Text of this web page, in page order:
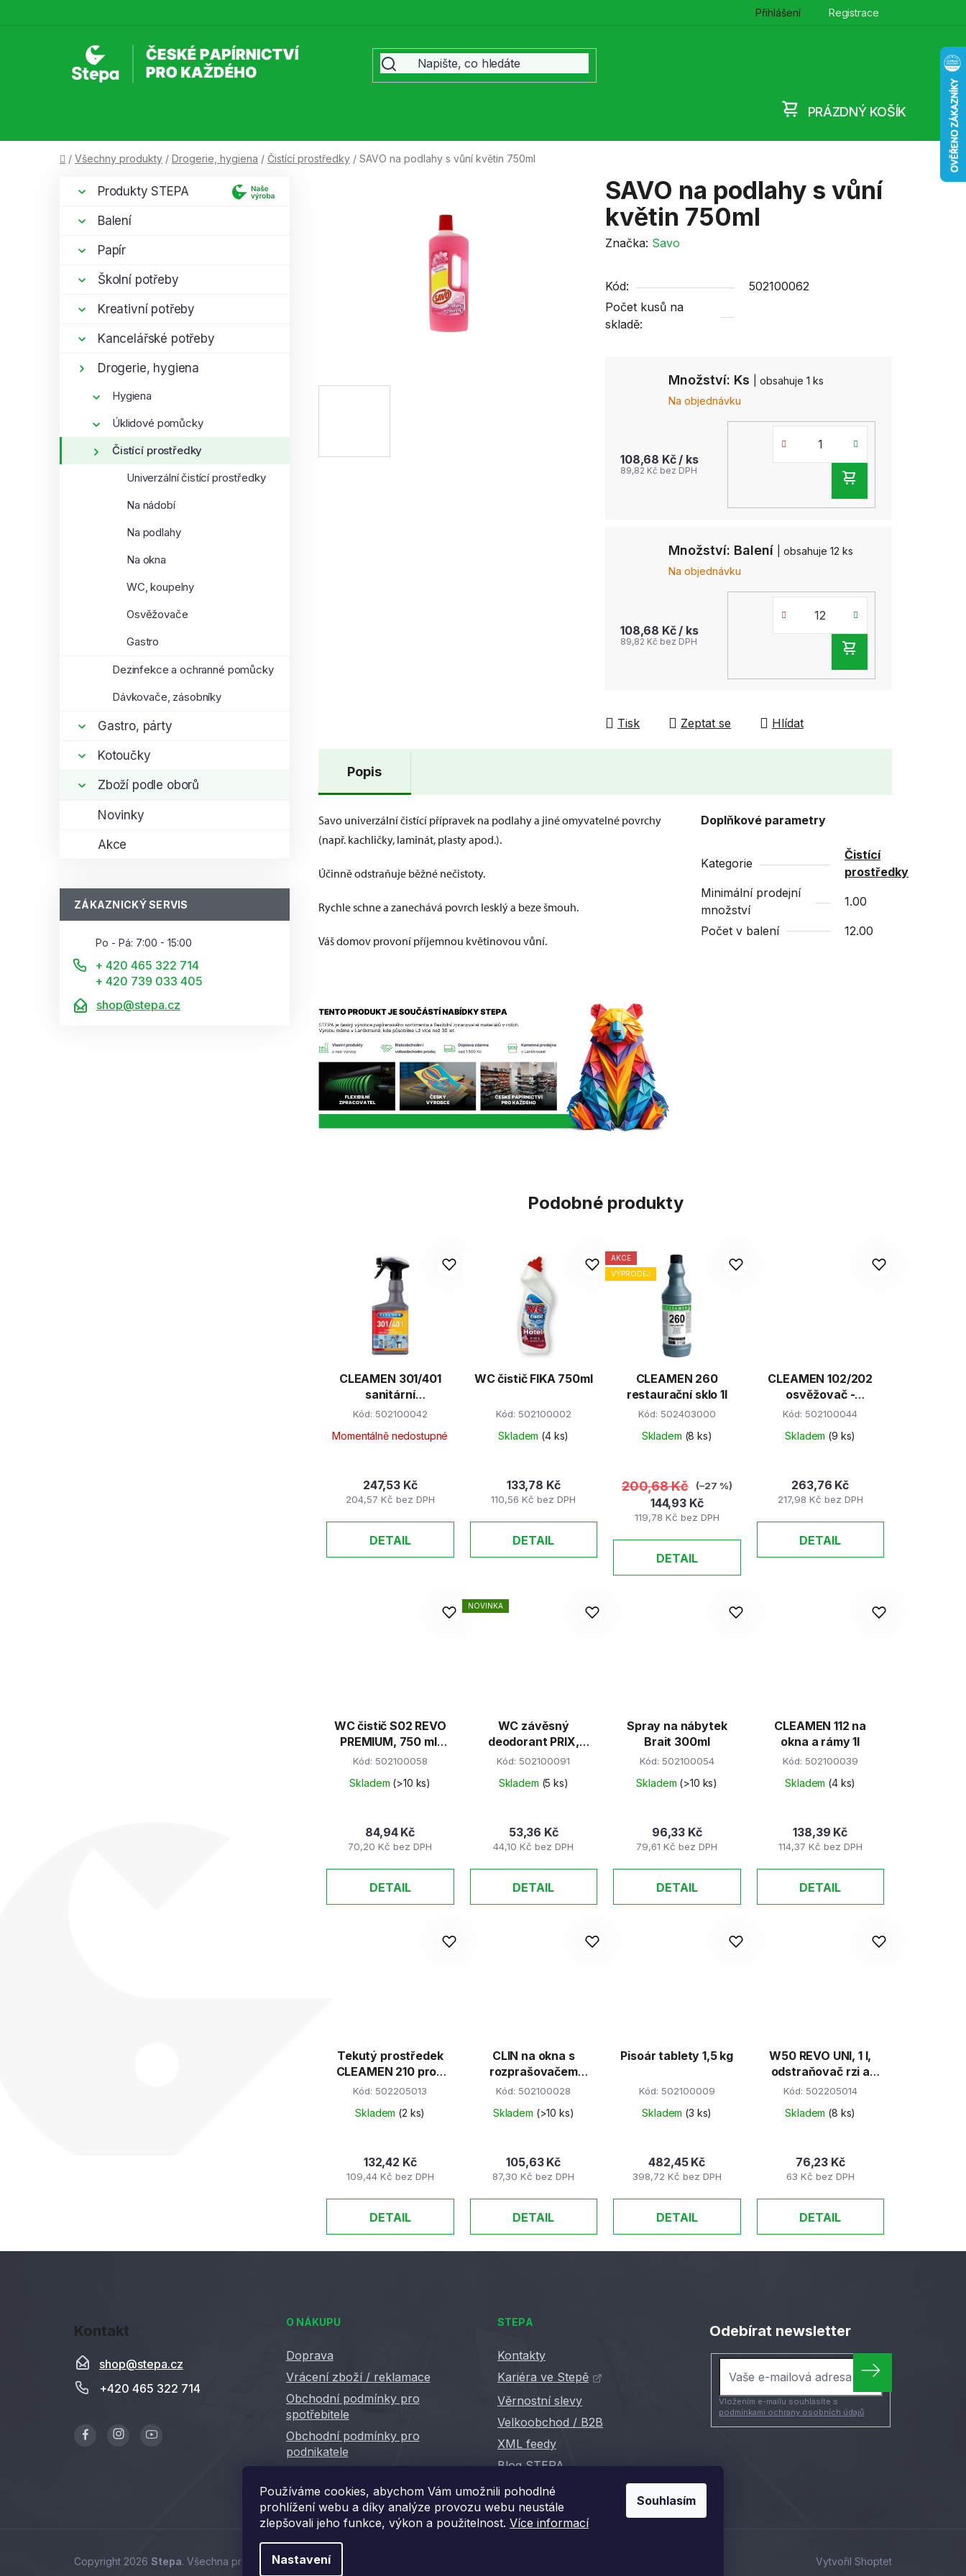
Používáme cookies, abychom Vám umožnili pohodlné
prohlížení webu a díky analýze provozu webu neustále
zlepšovali jeho funkce, výkon a použitelnost. Více informací
Nastavení
Souhlasím
Přihlášení Registrace
PRÁZDNÝ KOŠÍK
Domů
/ Všechny produkty / Drogerie, hygiena / Čistící prostředky / SAVO na podlahy s vůní květin 750ml
Přeskočit
kategorie
Produkty STEPA
Balení
Papír
Školní potřeby
Kreativní potřeby
Kancelářské potřeby
Drogerie, hygiena
Hygiena
Úklidové pomůcky
Čistící prostředky
Univerzální čistící prostředky
Na nádobí
Na podlahy
Na okna
WC, koupelny
Osvěžovače
Gastro
Dezinfekce a ochranné pomůcky
Dávkovače, zásobníky
Gastro, párty
Kotoučky
Zboží podle oborů
Novinky
Akce
ZÁKAZNICKÝ SERVIS
Po - Pá: 7:00 - 15:00
+ 420 465 322 714
+ 420 739 033 405
shop@stepa.cz
SAVO na podlahy s vůní
květin 750ml
Značka: Savo
Množství: Ks
| obsahuje 1 ks
Na objednávku
108,68 Kč / ks
89,82 Kč bez DPH
KOŠÍKU
Množství: Balení
| obsahuje 12 ks
Na objednávku
108,68 Kč / ks
89,82 Kč bez DPH
KOŠÍKU
Kód:
502100062
Počet kusů na
skladě:
Tisk Zeptat se Hlídat
Popis
Savo univerzální čistící přípravek na podlahy a jiné omyvatelné povrchy
(např. kachličky, laminát, plasty apod.).
Účinně odstraňuje běžné nečistoty.
Rychle schne a zanechává povrch lesklý a beze šmouh.
Váš domov provoní příjemnou květinovou vůní.
Doplňkové parametry
Kategorie
Čistící
prostředky
Minimální prodejní
množství
1.00
Počet v balení 12.00
Podobné produkty
CLEAMEN 301/401
sanitární
neutralizátor pachů
Kód: 502100042
Momentálně nedostupné
204,57 Kč bez DPH
247,53 Kč
DETAIL
WC čistič FIKA 750ml
Kód: 502100002
Skladem (4 ks)
110,56 Kč bez DPH
133,78 Kč
DETAIL
AKCE
VÝPRODEJ
CLEAMEN 260
restaurační sklo 1l
Kód: 502403000
Skladem (8 ks)
119,78 Kč bez DPH
144,93 Kč
200,68 Kč (–27 %)
DETAIL
CLEAMEN 102/202
osvěžovač -
neutralizátor pachů
Kód: 502100044
Skladem (9 ks)
217,98 Kč bez DPH
263,76 Kč
DETAIL
WC čistič S02 REVO
PREMIUM, 750 ml,
zelené
Kód: 502100058
Skladem (>10 ks)
70,20 Kč bez DPH
84,94 Kč
DETAIL
NOVINKA
WC závěsný
deodorant PRIX,
oranžový
Kód: 502100091
Skladem (5 ks)
44,10 Kč bez DPH
53,36 Kč
DETAIL
Spray na nábytek
Brait 300ml
Kód: 502100054
Skladem (>10 ks)
79,61 Kč bez DPH
96,33 Kč
DETAIL
CLEAMEN 112 na
okna a rámy 1l
Kód: 502100039
Skladem (4 ks)
114,37 Kč bez DPH
138,39 Kč
DETAIL
Tekutý prostředek
CLEAMEN 210 proti
silné mastnotě 550
Kód: 502205013
Skladem (2 ks)
109,44 Kč bez DPH
132,42 Kč
DETAIL
CLIN na okna s
rozprašovačem
500ml
Kód: 502100028
Skladem (>10 ks)
87,30 Kč bez DPH
105,63 Kč
DETAIL
Pisoár tablety 1,5 kg
Kód: 502100009
Skladem (3 ks)
398,72 Kč bez DPH
482,45 Kč
DETAIL
W50 REVO UNI, 1 l,
odstraňovač rzi a
vodního kamene
Kód: 502205014
Skladem (8 ks)
63 Kč bez DPH
76,23 Kč
DETAIL
Kontakt
shop@stepa.cz
+420 465 322 714
O NÁKUPU
Doprava
Vrácení zboží / reklamace
Obchodní podmínky pro
spotřebitele
Obchodní podmínky pro
podnikatele
STEPA
Kontakty
Kariéra ve Stepě
Věrnostní slevy
Velkoobchod / B2B
XML feedy
Blog STEPA
Odebírat newsletter
Vložením e-mailu souhlasíte s
podmínkami ochrany osobních údajů
Vytvořil Shoptet
Copyright 2026 Stepa. Všechna práva vyhrazena.